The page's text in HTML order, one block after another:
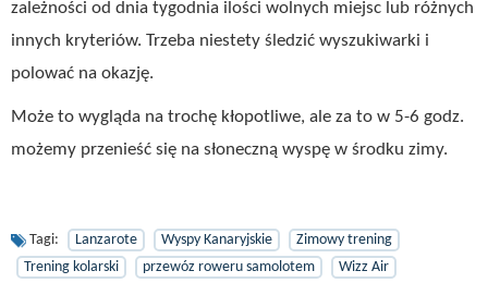
zależności od dnia tygodnia ilości wolnych miejsc lub różnych
innych kryteriów. Trzeba niestety śledzić wyszukiwarki i
polować na okazję.
Może to wygląda na trochę kłopotliwe, ale za to w 5-6 godz.
możemy przenieść się na słoneczną wyspę w środku zimy.
Tagi: Lanzarote Wyspy Kanaryjskie
Zimowy trening
Trening kolarski
przewóz roweru samolotem Wizz Air